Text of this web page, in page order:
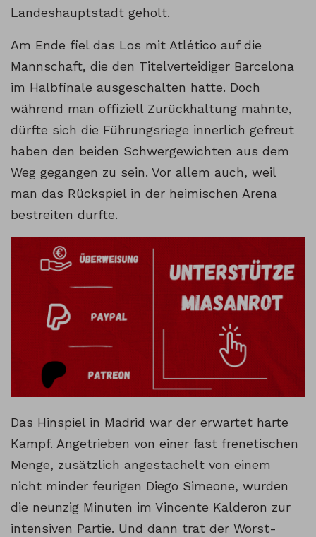
Landeshauptstadt geholt.
Am Ende fiel das Los mit Atlético auf die
Mannschaft, die den Titelverteidiger Barcelona
im Halbfinale ausgeschalten hatte. Doch
während man offiziell Zurückhaltung mahnte,
dürfte sich die Führungsriege innerlich gefreut
haben den beiden Schwergewichten aus dem
Weg gegangen zu sein. Vor allem auch, weil
man das Rückspiel in der heimischen Arena
bestreiten durfte.
Das Hinspiel in Madrid war der erwartet harte
Kampf. Angetrieben von einer fast frenetischen
Menge, zusätzlich angestachelt von einem
nicht minder feurigen Diego Simeone, wurden
die neunzig Minuten im Vincente Kalderon zur
intensiven Partie. Und dann trat der Worst-